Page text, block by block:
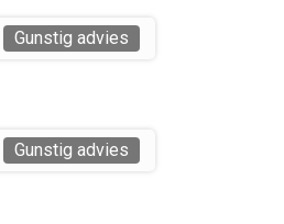
Gunstig advies
Gunstig advies